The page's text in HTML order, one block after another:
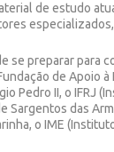
de estudo
se preparar para
de Apoio
Pedro II, o IFRJ
Sargentos das
o IME